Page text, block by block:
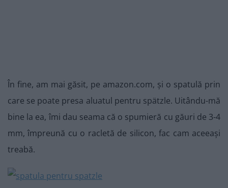
În fine, am mai găsit, pe amazon.com, și o spatulă prin
care se poate presa aluatul pentru spätzle. Uitându-mă
bine la ea, îmi dau seama că o spumieră cu găuri de 3-4
mm, împreună cu o racletă de silicon, fac cam aceeași
treabă.